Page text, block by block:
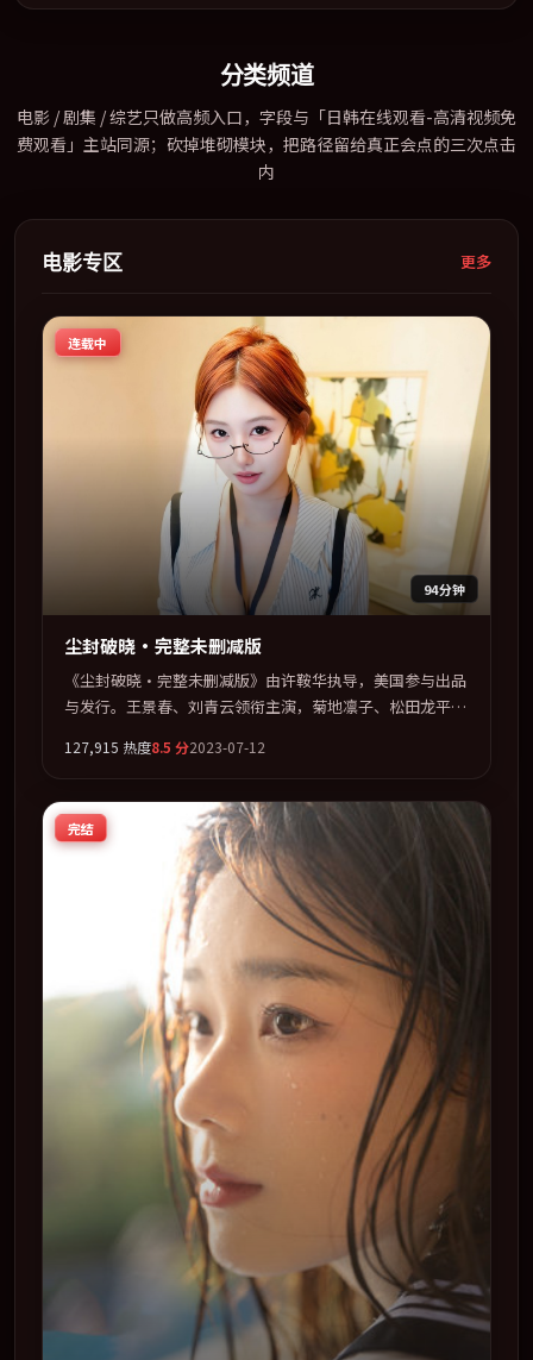
及主流平台同步亮相，2021 年度话题片中口碑稳健，适合喜欢强情
分类频道
电影 / 剧集 / 综艺只做高频入口，字段与「日韩在线观看-高清视频免
费观看」主站同源；砍掉堆砌模块，把路径留给真正会点的三次点击
内
电影专区 更多
连载中
94分钟
尘封破晓·完整未删减版
《尘封破晓·完整未删减版》由许鞍华执导，美国参与出品
与发行。王景春、刘青云领衔主演，菊地凛子、松田龙平、
去。全片以「战争」类型为骨架，在叙事、表演与视听上力
相，2023 年度话题片中口碑稳健，适合喜欢强情节与人物
弧光的观众完整观看。
127,915 热度8.5 分2023-07-12
完结